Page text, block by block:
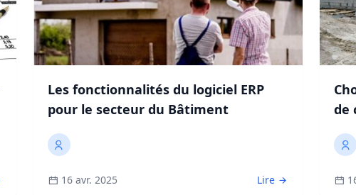
Les fonctionnalités du logiciel ERP
pour le secteur du Bâtiment
16 avr. 2025 Lire
de